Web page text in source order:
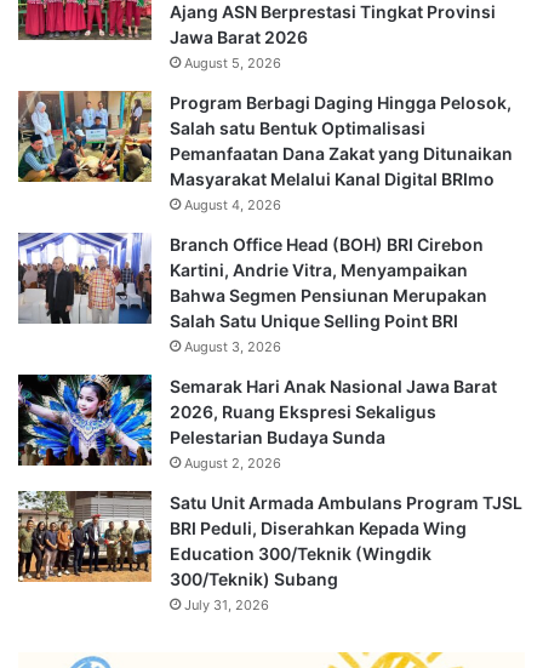
Ajang ASN Berprestasi Tingkat Provinsi
Jawa Barat 2026
August 5, 2026
Program Berbagi Daging Hingga Pelosok,
Salah satu Bentuk Optimalisasi
Pemanfaatan Dana Zakat yang Ditunaikan
Masyarakat Melalui Kanal Digital BRImo
August 4, 2026
Branch Office Head (BOH) BRI Cirebon
Kartini, Andrie Vitra, Menyampaikan
Bahwa Segmen Pensiunan Merupakan
Salah Satu Unique Selling Point BRI
August 3, 2026
Semarak Hari Anak Nasional Jawa Barat
2026, Ruang Ekspresi Sekaligus
Pelestarian Budaya Sunda
August 2, 2026
Satu Unit Armada Ambulans Program TJSL
BRI Peduli, Diserahkan Kepada Wing
Education 300/Teknik (Wingdik
300/Teknik) Subang
July 31, 2026